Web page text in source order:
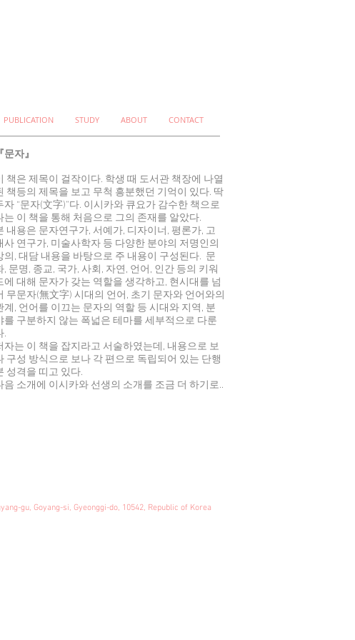
PUBLICATION STUDY ABOUT CONTACT
『문자』
책은 제목이 걸작이다. 학생 때 도서관 책장에 나열
책등의 제목을 보고 무척 흥분했던 기억이 있다. 딱
자 “문자(文字)”다. 이시카와 큐요가 감수한 책으로
는 이 책을 통해 처음으로 그의 존재를 알았다.
내용은 문자연구가, 서예가, 디자이너, 평론가, 고
사 연구가, 미술사학자 등 다양한 분야의 저명인의
의, 대담 내용을 바탕으로 주 내용이 구성된다. 문
, 문명, 종교, 국가, 사회, 자연, 언어, 인간 등의 키워
에 대해 문자가 갖는 역할을 생각하고, 현시대를 넘
무문자(無文字) 시대의 언어, 초기 문자와 언어와의
계, 언어를 이끄는 문자의 역할 등 시대와 지역, 분
를 구분하지 않는 폭넓은 테마를 세부적으로 다룬
.
자는 이 책을 잡지라고 서술하였는데, 내용으로 보
구성 방식으로 보나 각 편으로 독립되어 있는 단행
성격을 띠고 있다.
음 소개에 이시카와 선생의 소개를 조금 더 하기로..
gu, Goyang-si, Gyeonggi-do, 10542, Republic of Korea